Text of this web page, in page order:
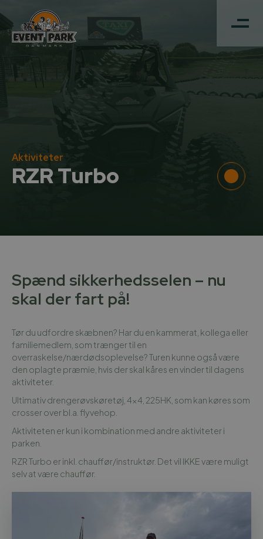
Aktiviteter
RZR Turbo
Spænd sikkerhedsselen – nu
skal der fart på!
Tør du udfordre skæbnen? Har du en kammerat, kollega eller
familiemedlem, som trænger til en
overraskelse/nærdødsoplevelse? Turen kunne også være
den oplagte præmie, hvis der skal kåres en vinder til dagens
aktiviteter.
Ultimativ drengerøvskøretøj, 4x4, 225HK, som kan køres som
crosser over bl.a. flyvehop.
Aktiviteten er kun i kombination med andre aktiviteter i
parken.
RZR Turbo er inkl. chauffør/instruktør. Det vil IKKE være muligt
selv at være chauffør.